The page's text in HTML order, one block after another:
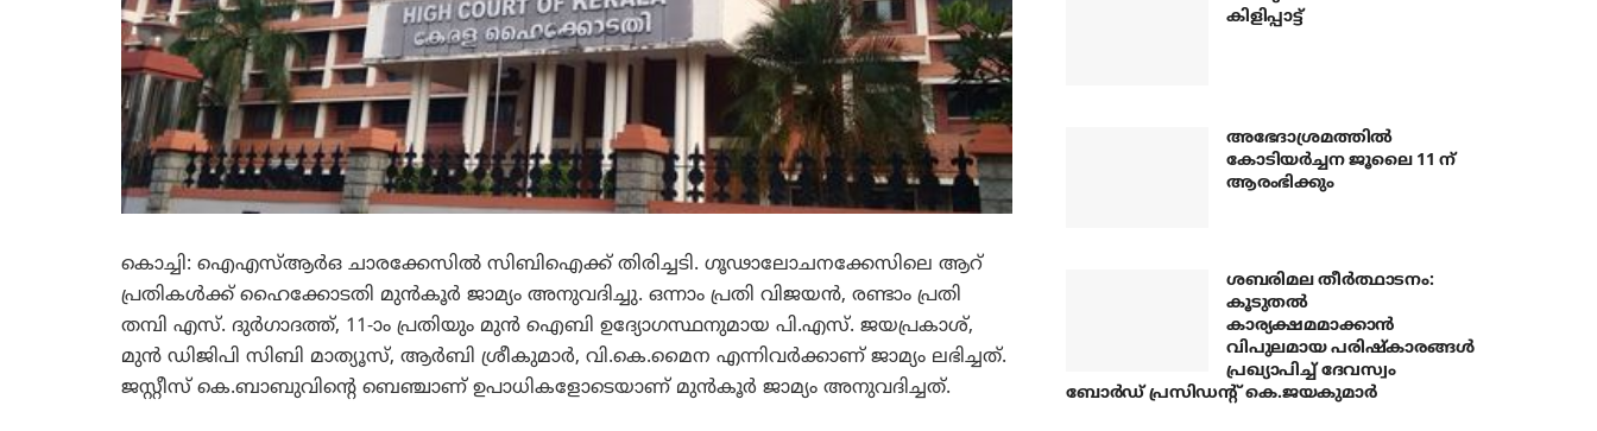
കൊച്ചി: ഐഎസ്ആര്‍ഒ ചാരക്കേസില്‍ സിബിഐക്ക് തിരിച്ചടി. ഗൂഢാലോചനക്കേസിലെ ആറ്
പ്രതികള്‍ക്ക് ഹൈക്കോടതി മുന്‍കൂര്‍ ജാമ്യം അനുവദിച്ചു. ഒന്നാം പ്രതി വിജയന്‍, രണ്ടാം പ്രതി
തമ്പി എസ്. ദുര്‍ഗാദത്ത്, 11-ാം പ്രതിയും മുന്‍ ഐബി ഉദ്യോഗസ്ഥനുമായ പി.എസ്. ജയപ്രകാശ്,
മുന്‍ ഡിജിപി സിബി മാത്യൂസ്, ആര്‍ബി ശ്രീകുമാര്‍, വി.കെ.മൈന എന്നിവര്‍ക്കാണ് ജാമ്യം ലഭിച്ചത്.
ജസ്റ്റീസ് കെ.ബാബുവിന്റെ ബെഞ്ചാണ് ഉപാധികളോടെയാണ് മുന്‍കൂര്‍ ജാമ്യം അനുവദിച്ചത്.
കിളിപ്പാട്ട്
അഭേദാശ്രമത്തില്‍
കോടിയര്‍ച്ചന ജൂലൈ 11 ന്
ആരംഭിക്കും
ശബരിമല തീര്‍ത്ഥാടനം:
കൂടുതല്‍
കാര്യക്ഷമമാക്കാന്‍
വിപുലമായ പരിഷ്‌കാരങ്ങള്‍
പ്രഖ്യാപിച്ച് ദേവസ്വം
ബോര്‍ഡ് പ്രസിഡന്റ് കെ.ജയകുമാര്‍